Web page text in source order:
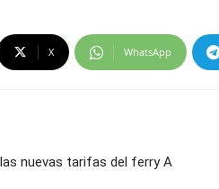
X WhatsApp
nuevas tarifas del ferry A